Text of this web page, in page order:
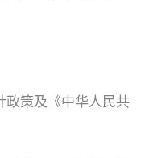
政策及《中华人民共